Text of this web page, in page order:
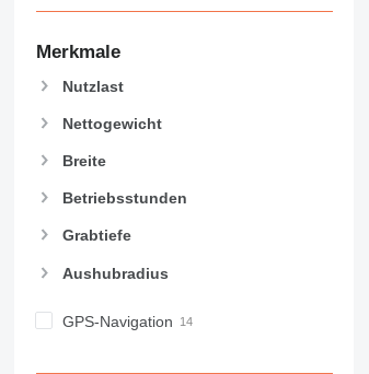
Merkmale
Nutzlast
Nettogewicht
Breite
Betriebsstunden
Grabtiefe
Aushubradius
GPS-Navigation